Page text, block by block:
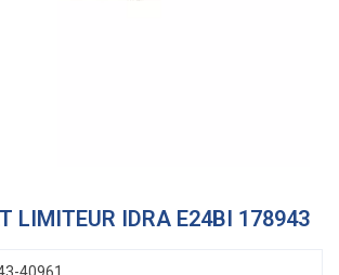
LIMITEUR IDRA E24BI 178943